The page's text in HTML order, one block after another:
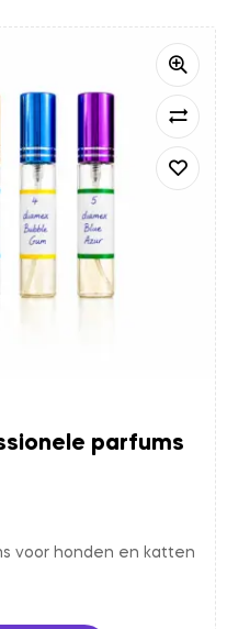
parfums
voor honden en katten
5 verschillende